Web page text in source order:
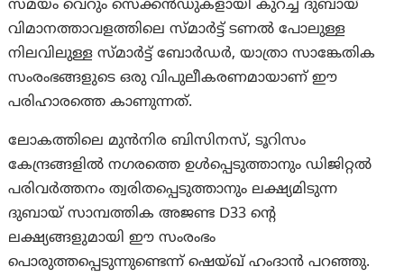
സമയം വെറും സെക്കൻഡുകളായി കുറച്ച ദുബായ്
വിമാനത്താവളത്തിലെ സ്മാർട്ട് ടണൽ പോലുള്ള
നിലവിലുള്ള സ്മാർട്ട് ബോർഡർ, യാത്രാ സാങ്കേതിക
സംരംഭങ്ങളുടെ ഒരു വിപുലീകരണമായാണ് ഈ
പരിഹാരത്തെ കാണുന്നത്.
ലോകത്തിലെ മുൻനിര ബിസിനസ്, ടൂറിസം
കേന്ദ്രങ്ങളിൽ നഗരത്തെ ഉൾപ്പെടുത്താനും ഡിജിറ്റൽ
പരിവർത്തനം ത്വരിതപ്പെടുത്താനും ലക്ഷ്യമിടുന്ന
ദുബായ് സാമ്പത്തിക അജണ്ട D33 ന്റെ
ലക്ഷ്യങ്ങളുമായി ഈ സംരംഭം
പൊരുത്തപ്പെടുന്നുണ്ടെന്ന് ഷെയ്ഖ് ഹംദാൻ പറഞ്ഞു.